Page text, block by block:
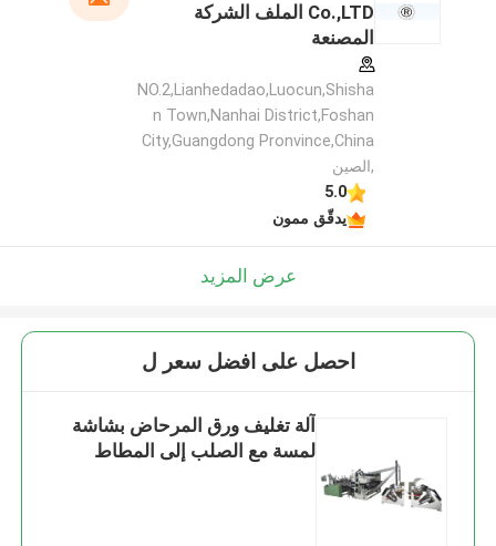
Co.,LTD الملف الشركة
المصنعة
NO.2,Lianhedadao,Luocun,Shisha
n Town,Nanhai District,Foshan
City,Guangdong Pronvince,China
,الصين
5.0
يدقّق ممون
عرض المزيد
احصل على افضل سعر ل
آلة تغليف ورق المرحاض بشاشة
لمسة مع الصلب إلى المطاط